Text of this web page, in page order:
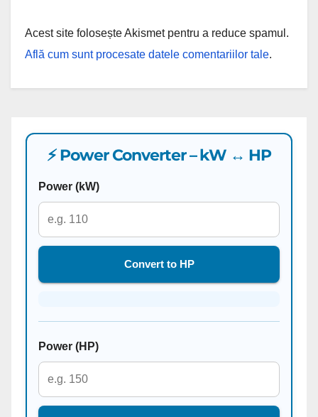
Acest site folosește Akismet pentru a reduce spamul.
Află cum sunt procesate datele comentariilor tale.
⚡ Power Converter – kW ↔ HP
Power (kW)
Convert to HP
Power (HP)